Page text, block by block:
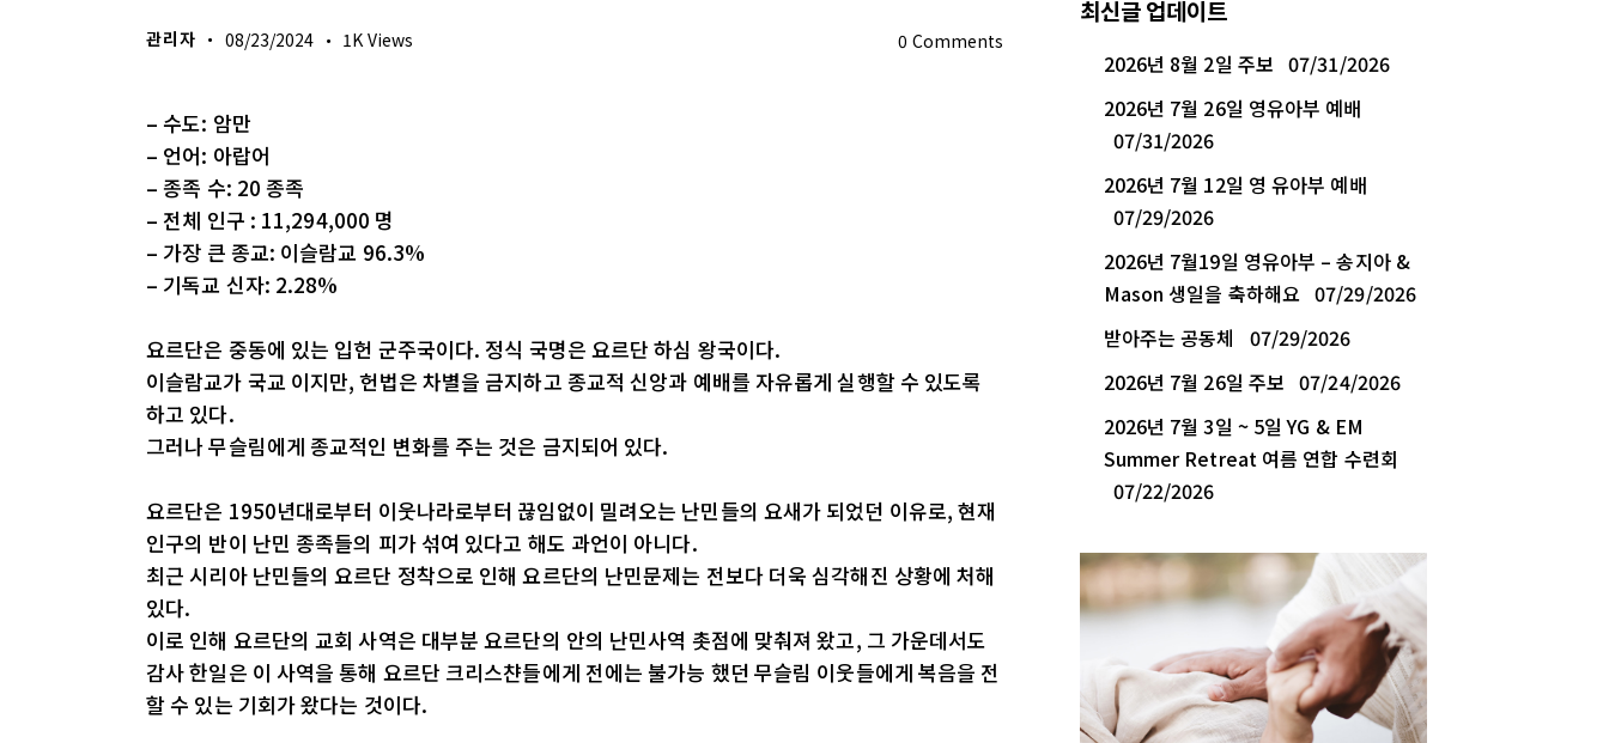
관리자 08/23/2024 1K Views 0 Comments
– 수도: 암만
– 언어: 아랍어
– 종족 수: 20 종족
– 전체 인구 : 11,294,000 명
– 가장 큰 종교: 이슬람교 96.3%
– 기독교 신자: 2.28%
요르단은 중동에 있는 입헌 군주국이다. 정식 국명은 요르단 하심 왕국이다.
이슬람교가 국교 이지만, 헌법은 차별을 금지하고 종교적 신앙과 예배를 자유롭게 실행할 수 있도록
하고 있다.
그러나 무슬림에게 종교적인 변화를 주는 것은 금지되어 있다.
요르단은 1950년대로부터 이웃나라로부터 끊임없이 밀려오는 난민들의 요새가 되었던 이유로, 현재
인구의 반이 난민 종족들의 피가 섞여 있다고 해도 과언이 아니다.
최근 시리아 난민들의 요르단 정착으로 인해 요르단의 난민문제는 전보다 더욱 심각해진 상황에 처해
있다.
이로 인해 요르단의 교회 사역은 대부분 요르단의 안의 난민사역 촛점에 맞춰져 왔고, 그 가운데서도
감사 한일은 이 사역을 통해 요르단 크리스챤들에게 전에는 불가능 했던 무슬림 이웃들에게 복음을 전
할 수 있는 기회가 왔다는 것이다.
최신글 업데이트
2026년 8월 2일 주보 07/31/2026
2026년 7월 26일 영유아부 예배
07/31/2026
2026년 7월 12일 영 유아부 예배
07/29/2026
2026년 7월19일 영유아부 – 송지아 &
Mason 생일을 축하해요 07/29/2026
받아주는 공동체
07/29/2026
2026년 7월 26일 주보 07/24/2026
2026년 7월 3일 ~ 5일 YG & EM
Summer Retreat 여름 연합 수련회
07/22/2026